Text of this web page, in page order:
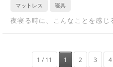
マットレス 寝具
夜寝る時に、こんなことを感
1 / 11 1 2 3 4